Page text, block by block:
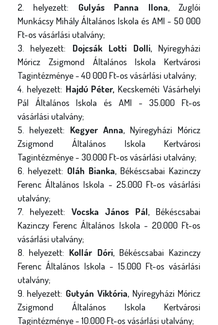
2. helyezett: Gulyás Panna Ilona, Zuglói
Munkácsy Mihály Általános Iskola és AMI - 50 000
Ft-os vásárlási utalvány;
3. helyezett: Dojcsák Lotti Dolli, Nyíregyházi
Móricz Zsigmond Általános Iskola Kertvárosi
Tagintézménye - 40 000 Ft-os vásárlási utalvány;
4. helyezett: Hajdú Péter, Kecskeméti Vásárhelyi
Pál Általános Iskola és AMI - 35.000 Ft-os
vásárlási utalvány;
5. helyezett: Kegyer Anna, Nyíregyházi Móricz
Zsigmond Általános Iskola Kertvárosi
Tagintézménye - 30.000 Ft-os vásárlási utalvány;
6. helyezett: Oláh Bianka, Békéscsabai Kazinczy
Ferenc Általános Iskola - 25.000 Ft-os vásárlási
utalvány;
7. helyezett: Vocska János Pál, Békéscsabai
Kazinczy Ferenc Általános Iskola - 20.000 Ft-os
vásárlási utalvány;
8. helyezett: Kollár Dóri, Békéscsabai Kazinczy
Ferenc Általános Iskola - 15.000 Ft-os vásárlási
utalvány;
9. helyezett: Gutyán Viktória, Nyíregyházi Móricz
Zsigmond Általános Iskola Kertvárosi
Tagintézménye - 10.000 Ft-os vásárlási utalvány;